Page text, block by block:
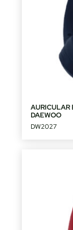
AURICULAR
DAEWOO
DW2027